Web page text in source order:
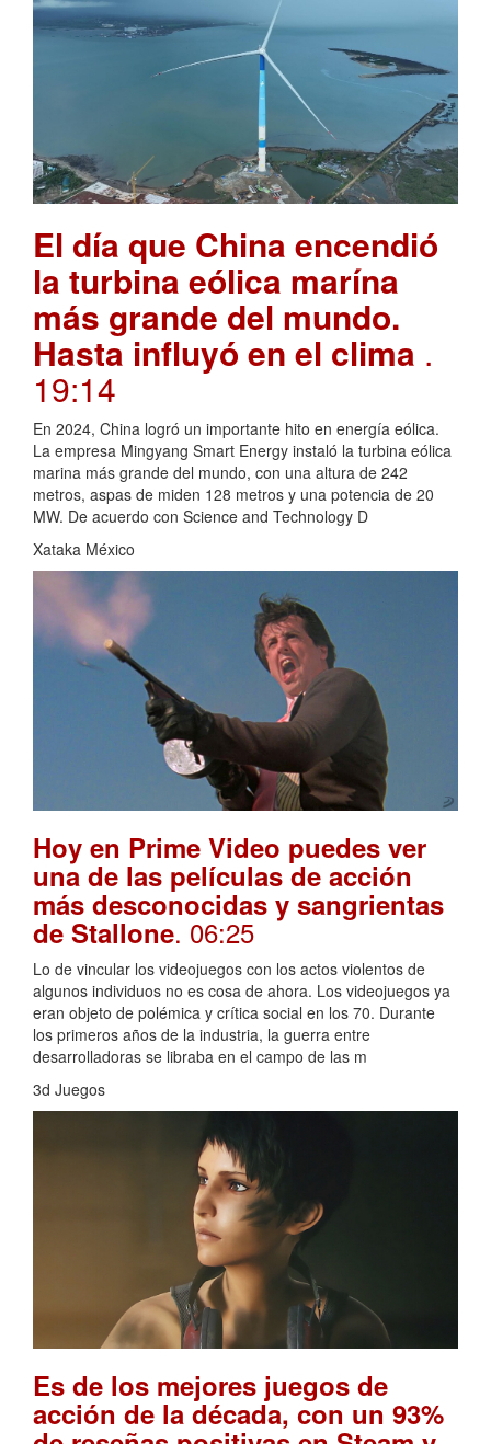
El día que China encendió
la turbina eólica marína
más grande del mundo.
Hasta influyó en el clima .
19:14
En 2024, China logró un importante hito en energía eólica.
La empresa Mingyang Smart Energy instaló la turbina eólica
marina más grande del mundo, con una altura de 242
metros, aspas de miden 128 metros y una potencia de 20
MW. De acuerdo con Science and Technology D
Xataka México
Hoy en Prime Video puedes ver
una de las películas de acción
más desconocidas y sangrientas
de Stallone. 06:25
Lo de vincular los videojuegos con los actos violentos de
algunos individuos no es cosa de ahora. Los videojuegos ya
eran objeto de polémica y crítica social en los 70. Durante
los primeros años de la industria, la guerra entre
desarrolladoras se libraba en el campo de las m
3d Juegos
Es de los mejores juegos de
acción de la década, con un 93%